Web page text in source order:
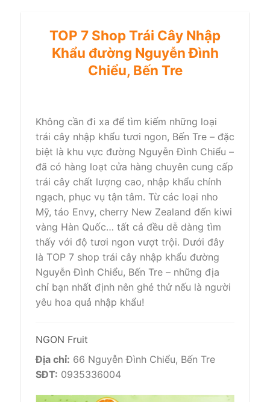
TOP 7 Shop Trái Cây Nhập
Khẩu đường Nguyễn Đình
Chiểu, Bến Tre
Không cần đi xa để tìm kiếm những loại
trái cây nhập khẩu tươi ngon, Bến Tre – đặc
biệt là khu vực đường Nguyễn Đình Chiểu –
đã có hàng loạt cửa hàng chuyên cung cấp
trái cây chất lượng cao, nhập khẩu chính
ngạch, phục vụ tận tâm. Từ các loại nho
Mỹ, táo Envy, cherry New Zealand đến kiwi
vàng Hàn Quốc… tất cả đều dễ dàng tìm
thấy với độ tươi ngon vượt trội. Dưới đây
là TOP 7 shop trái cây nhập khẩu đường
Nguyễn Đình Chiểu, Bến Tre – những địa
chỉ bạn nhất định nên ghé thử nếu là người
yêu hoa quả nhập khẩu!
NGON Fruit
Địa chỉ: 66 Nguyễn Đình Chiểu, Bến Tre
SĐT: 0935336004